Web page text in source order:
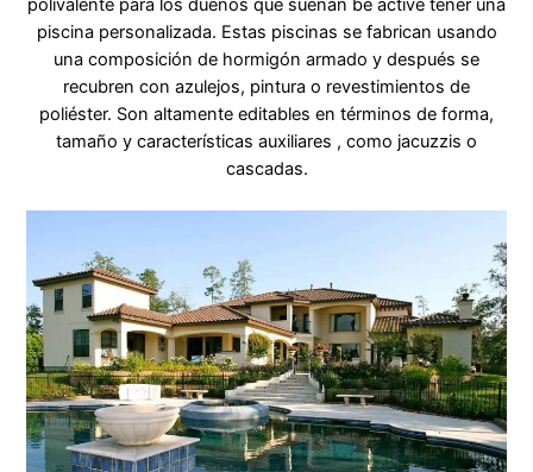
polivalente para los dueños que sueñan be active tener una
piscina personalizada. Estas piscinas se fabrican usando
una composición de hormigón armado y después se
recubren con azulejos, pintura o revestimientos de
poliéster. Son altamente editables en términos de forma,
tamaño y características auxiliares , como jacuzzis o
cascadas.